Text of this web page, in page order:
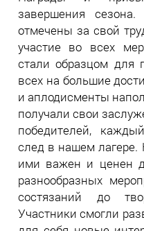
завершения
отмечены за свой
участие во всех
стали образцом для
всех на большие
и аплодисменты
получали свои
победителей,
след в нашем
ими важен и ценен
разнообразных
состязаний до
Участники смогли